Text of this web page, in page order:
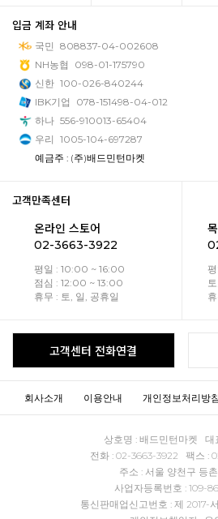
입금 계좌 안내
국민 808837-04-002608
NH농협
098-01-175790
신한 100-026-840244
IBK기업
078-151498-04-012
하나 556-910013-65404
우리 1005-104-697287
예금주 : (주)배드민턴마켓
고객만족센터
온라인 스토어
02-3663-3922
평일 : 10:00 ~ 16:00
점심 : 12:00 ~ 13:00
휴무 : 토, 일, 공휴일
고객센터 전화연결
회사소개 이용안내 개인정보처리방
상호명 : 배드민턴마켓 대
전화 : 02-3663-3922 팩스 :
주소 : 서울 양천구 등
사업자등록번호 : 109-
통신판매업신고번호 : 제 2017-